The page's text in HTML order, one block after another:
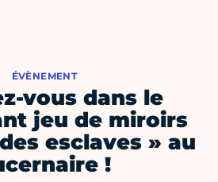
ÉVÈNEMENT
vous dans le
jeu de miroirs
esclaves » au
!